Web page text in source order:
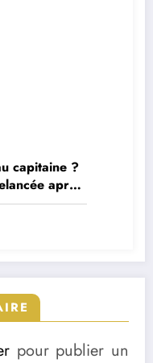
capitaine ?
après
pour publier un